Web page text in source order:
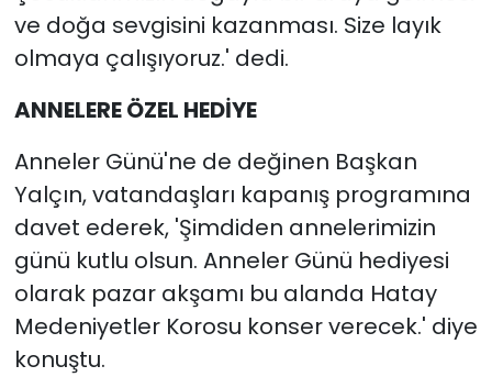
ve doğa sevgisini kazanması. Size layık
olmaya çalışıyoruz.' dedi.
ANNELERE ÖZEL HEDİYE
Anneler Günü'ne de değinen Başkan
Yalçın, vatandaşları kapanış programına
davet ederek, 'Şimdiden annelerimizin
günü kutlu olsun. Anneler Günü hediyesi
olarak pazar akşamı bu alanda Hatay
Medeniyetler Korosu konser verecek.' diye
konuştu.